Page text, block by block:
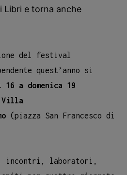
Libri e torna anche
del festival
quest’anno si
16 a domenica 19
Villa
(piazza San Francesco di
incontri, laboratori,